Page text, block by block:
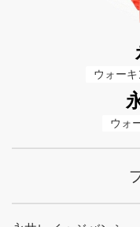
ウォー
ウォ